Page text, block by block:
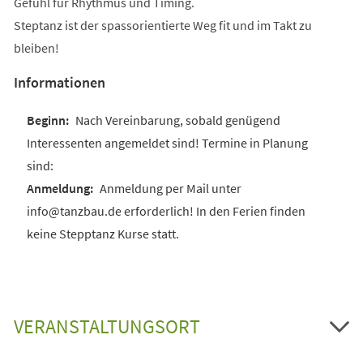
Steptanz ist der spassorientierte Weg fit und im Takt zu
bleiben!
Informationen
Nach Vereinbarung, sobald genügend
Interessenten angemeldet sind! Termine in Planung
sind:
Anmeldung per Mail unter
info@tanzbau.de erforderlich! In den Ferien finden
keine Stepptanz Kurse statt.
VERANSTALTUNGSORT